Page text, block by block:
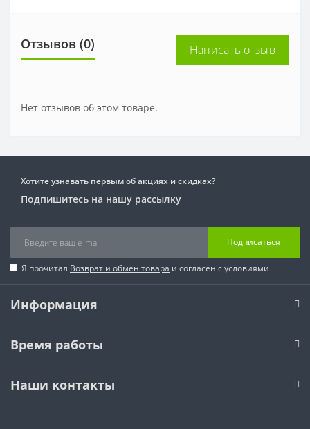
Отзывов (0) Написать отзыв
Нет отзывов об этом товаре.
Хотите узнавать первым об акциях и скидках?
Подпишитесь на нашу рассылку
Подписаться
Я прочитал Возврат и обмен товара и согласен с условиями
Информация
Время работы
Наши контакты